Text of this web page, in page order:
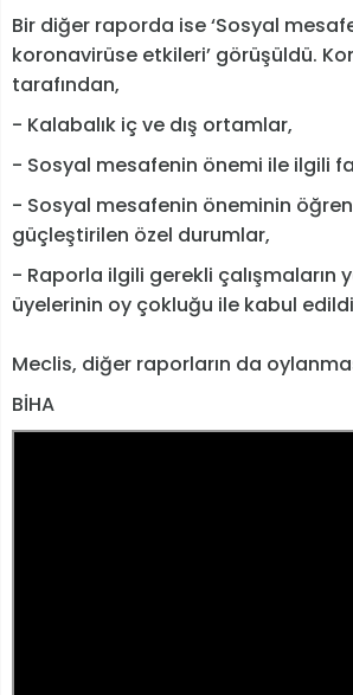
Bir diğer raporda ise ‘Sosyal
koronavirüse etkileri’ görüşüldü.
tarafından,
- Kalabalık iç ve dış ortamlar,
- Sosyal mesafenin önemi ile ilgili
- Sosyal mesafenin öneminin
güçleştirilen özel durumlar,
- Raporla ilgili gerekli çalışmaların
üyelerinin oy çokluğu ile kabul
Meclis, diğer raporların da
BİHA